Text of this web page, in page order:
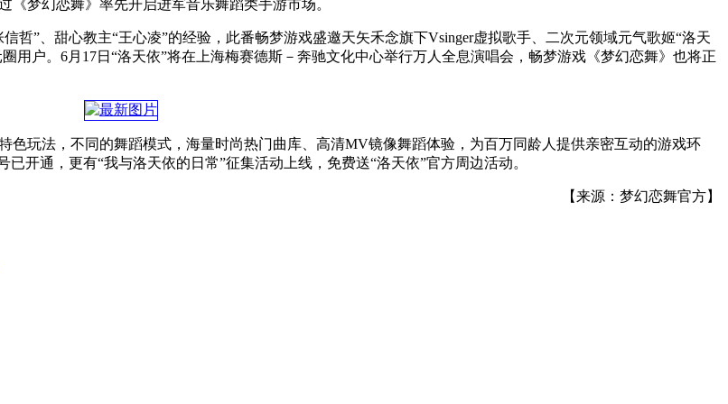
梦幻恋舞》率先开启进军音乐舞蹈类手游市场。
哲”、甜心教主“王心凌”的经验，此番畅梦游戏盛邀天矢禾念旗下Vsinger虚拟歌手、二次元领域元气歌姬“洛天
用户。6月17日“洛天依”将在上海梅赛德斯－奔驰文化中心举行万人全息演唱会，畅梦游戏《梦幻恋舞》也将正
玩法，不同的舞蹈模式，海量时尚热门曲库、高清MV镜像舞蹈体验，为百万同龄人提供亲密互动的游戏环
开通，更有“我与洛天依的日常”征集活动上线，免费送“洛天依”官方周边活动。
【来源：梦幻恋舞官方】